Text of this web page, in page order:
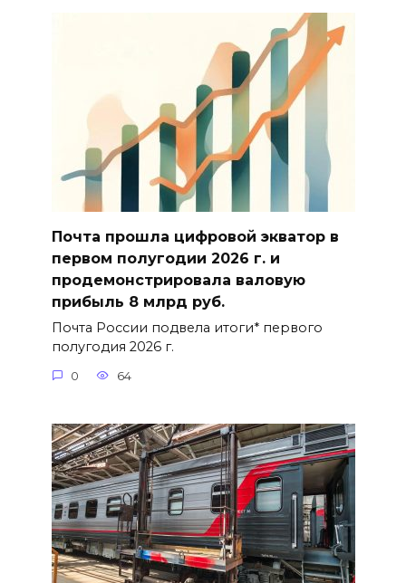
Почта прошла цифровой экватор в
первом полугодии 2026 г. и
продемонстрировала валовую
прибыль 8 млрд руб.
Почта России подвела итоги* первого
полугодия 2026 г.
0 64